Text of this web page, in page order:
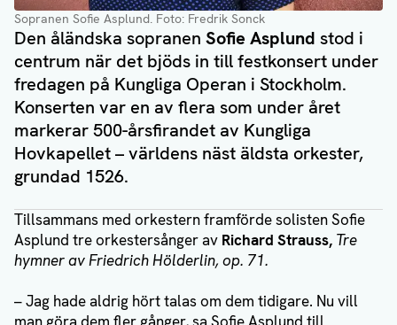
Sopranen Sofie Asplund. Foto: Fredrik Sonck
Den åländska sopranen Sofie Asplund stod i
centrum när det bjöds in till festkonsert under
fredagen på Kungliga Operan i Stockholm.
Konserten var en av flera som under året
markerar 500-årsfirandet av Kungliga
Hovkapellet – världens näst äldsta orkester,
grundad 1526.
Tillsammans med orkestern framförde solisten Sofie
Asplund tre orkestersånger av Richard Strauss, Tre
hymner av Friedrich Hölderlin, op. 71.
– Jag hade aldrig hört talas om dem tidigare. Nu vill